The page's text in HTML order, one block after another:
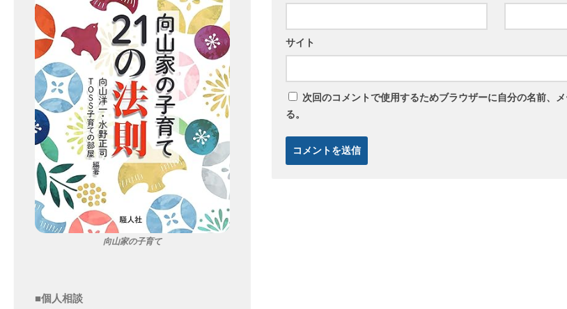
サイト
次回のコメントで使用するためブラウザーに自分の名前、
る。
向山家の子育て
■個人相談